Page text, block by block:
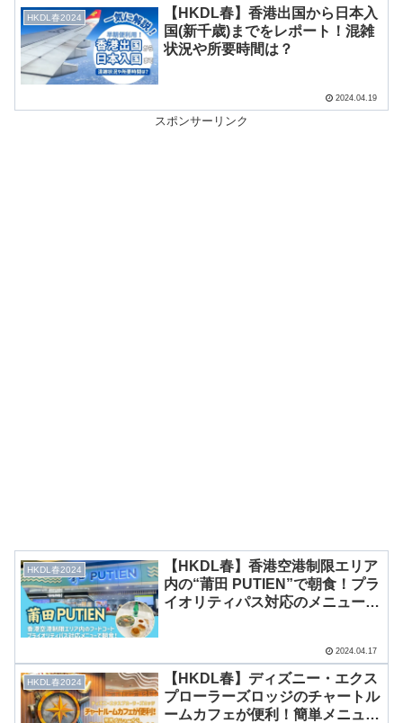
HKDL春2024
【HKDL春】香港出国から日本入
国(新千歳)までをレポート！混雑
状況や所要時間は？
2024.04.19
スポンサーリンク
HKDL春2024
【HKDL春】香港空港制限エリア
内の“莆田 PUTIEN”で朝食！プラ
イオリティパス対応のメニューを
2024.04.17
HKDL春2024
【HKDL春】ディズニー・エクス
プローラーズロッジのチャートル
ームカフェが便利！簡単メニュー